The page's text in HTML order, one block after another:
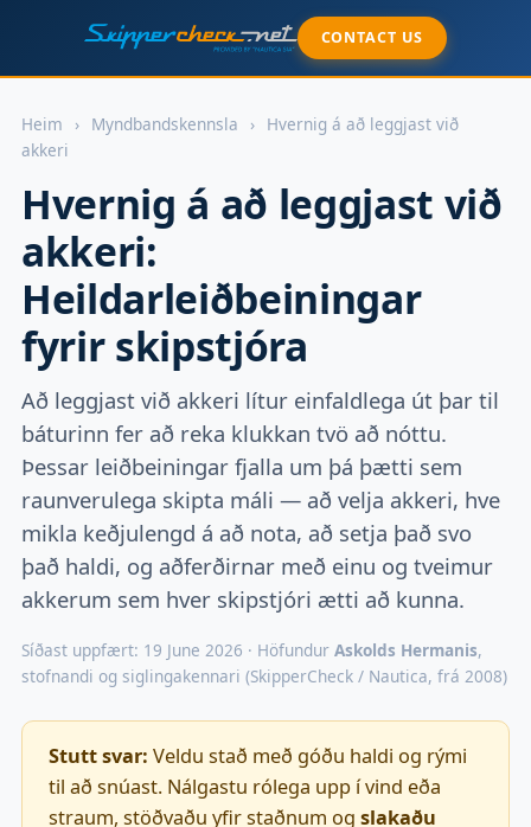
CONTACT US
Heim › Myndbandskennsla › Hvernig á að leggjast við
akkeri
Hvernig á að leggjast við
akkeri:
Heildarleiðbeiningar
fyrir skipstjóra
Að leggjast við akkeri lítur einfaldlega út þar til
báturinn fer að reka klukkan tvö að nóttu.
Þessar leiðbeiningar fjalla um þá þætti sem
raunverulega skipta máli — að velja akkeri, hve
mikla keðjulengd á að nota, að setja það svo
það haldi, og aðferðirnar með einu og tveimur
akkerum sem hver skipstjóri ætti að kunna.
Síðast uppfært: 19 June 2026 · Höfundur Askolds Hermanis,
stofnandi og siglingakennari (SkipperCheck / Nautica, frá 2008)
Stutt svar: Veldu stað með góðu haldi og rými
til að snúast. Nálgastu rólega upp í vind eða
straum, stöðvaðu yfir staðnum og slakaðu